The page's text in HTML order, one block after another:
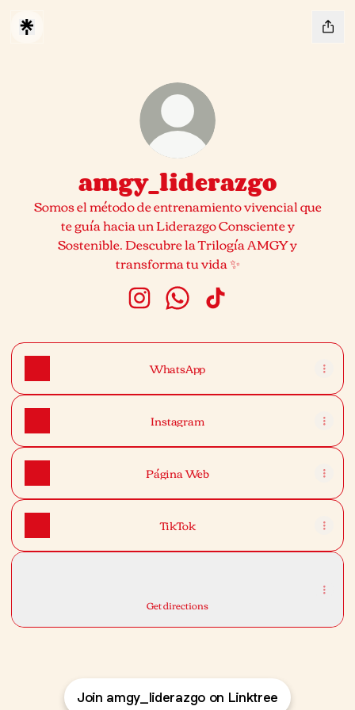
amgy_liderazgo
Somos el método de entrenamiento vivencial que
te guía hacia un Liderazgo Consciente y
Sostenible. Descubre la Trilogía AMGY y
transforma tu vida ✨
amgy_liderazgo Instagram
amgy_liderazgo WhatsApp
amgy_liderazgo
WhatsApp
Instagram
Página Web
TikTok
En donde estamos ubicados
Get directions
Join amgy_liderazgo on Linktree